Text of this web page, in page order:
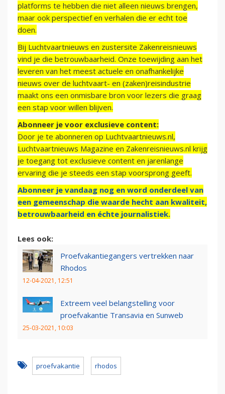
platforms te hebben die niet alleen nieuws brengen,
maar ook perspectief en verhalen die er echt toe
doen.
Bij Luchtvaartnieuws en zustersite Zakenreisnieuws
vind je die betrouwbaarheid. Onze toewijding aan het
leveren van het meest actuele en onafhankelijke
nieuws over de luchtvaart- en (zaken)reisindustrie
maakt ons een onmisbare bron voor lezers die graag
een stap voor willen blijven.
Abonneer je voor exclusieve content:
Door je te abonneren op Luchtvaartnieuws.nl,
Luchtvaartnieuws Magazine en Zakenreisnieuws.nl krijg
je toegang tot exclusieve content en jarenlange
ervaring die je steeds een stap voorsprong geeft.
Abonneer je vandaag nog en word onderdeel van
een gemeenschap die waarde hecht aan kwaliteit,
betrouwbaarheid en échte journalistiek.
Lees ook:
Proefvakantiegangers vertrekken naar
Rhodos
12-04-2021, 12:51
Extreem veel belangstelling voor
proefvakantie Transavia en Sunweb
25-03-2021, 10:03
proefvakantie rhodos